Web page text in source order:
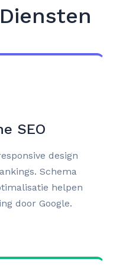
SEO
design
Schema
helpen
door Google.